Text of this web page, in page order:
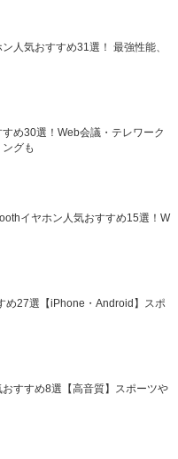
人気おすすめ31選！ 最強性能、
め30選！Web会議・テレワーク
グも
イヤホン人気おすすめ15選！W
め27選【iPhone・Android】スポ
すすめ8選【高音質】スポーツや